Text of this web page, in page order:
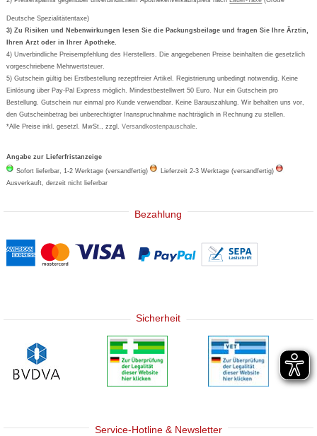
Formoline
Wick
Eucerin
Basica
Deutsche Spezialitätentaxe)
3) Zu Risiken und Nebenwirkungen lesen Sie die Packungsbeilage und fragen Sie Ihre Ärztin,
Ihren Arzt oder in Ihrer Apotheke.
4) Unverbindliche Preisempfehlung des Herstellers. Die angegebenen Preise beinhalten die gesetzlich
vorgeschriebene Mehrwertsteuer.
5) Gutschein gültig bei Erstbestellung rezeptfreier Artikel. Registrierung unbedingt notwendig. Keine
Einlösung über Pay-Pal Express möglich. Mindestbestellwert 50 Euro. Nur ein Gutschein pro
Bestellung. Gutschein nur einmal pro Kunde verwendbar. Keine Barauszahlung. Wir behalten uns vor,
den Gutscheinbetrag bei unberechtigter Inanspruchnahme nachträglich in Rechnung zu stellen.
*Alle Preise inkl. gesetzl. MwSt., zzgl.Versandkostenpauschale.
Angabe zur Lieferfristanzeige
Sofort lieferbar, 1-2 Werktage (versandfertig)
Lieferzeit 2-3 Werktage (versandfertig)
Ausverkauft, derzeit nicht lieferbar
Bezahlung
Sicherheit
Service-Hotline & Newsletter